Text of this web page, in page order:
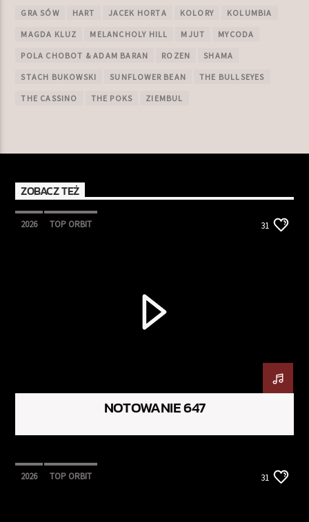
GRA SÓW HART JACEK HORTA KOLORY KOLUMBIA
MAGDA KLUZ MELANCHOLY HILL MJUT MYCODA
POLA CHOBOT & ADAM BARAN ROZEN SHAMA
STACH BUKOWSKI SUNFLOWER BEAN THE BULLSEYES
THE CASSINO THE POKS ZIEMBUL
ZOBACZ TEŻ
2026 TOP ORBIT 31
NOTOWANIE 647
2026 TOP ORBIT 31